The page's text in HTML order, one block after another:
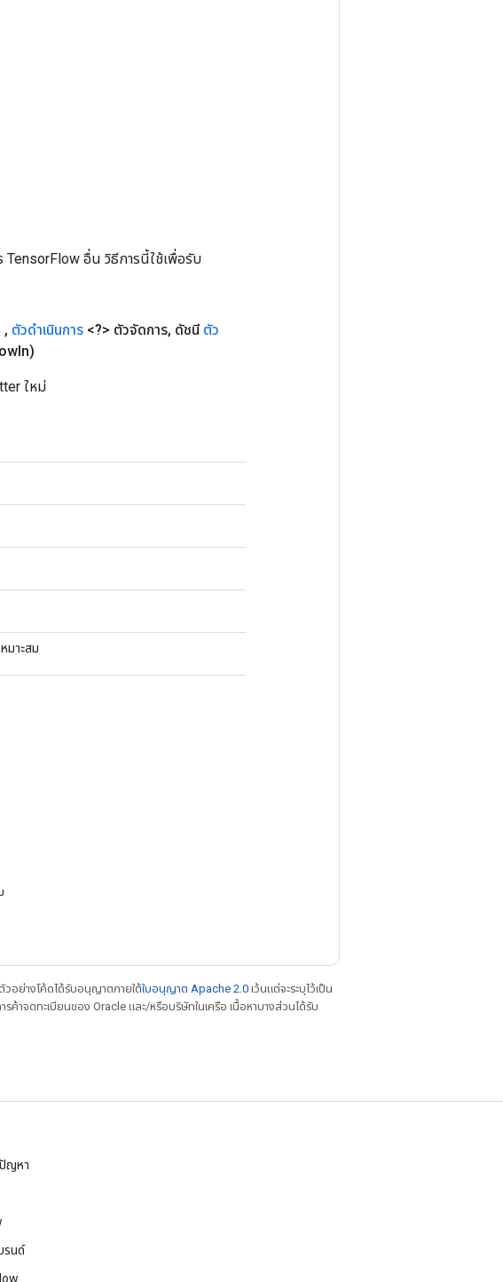
TensorFlow อื่น วิธีการนี้ใช้เพื่อรับ
, ตัวดำเนินการ <?> ตัวจัดการ, ดัชนี ตัว
In)
ใหม่
มาะสม
วอย่างโค้ดได้รับอนุญาตภายใต้ใบอนุญาต Apache 2.0 เว้นแต่จะระบุไว้เป็น
รค้าจดทะเบียนของ Oracle และ/หรือบริษัทในเครือ เนื้อหาบางส่วนได้รับ
ญหา
รนด์